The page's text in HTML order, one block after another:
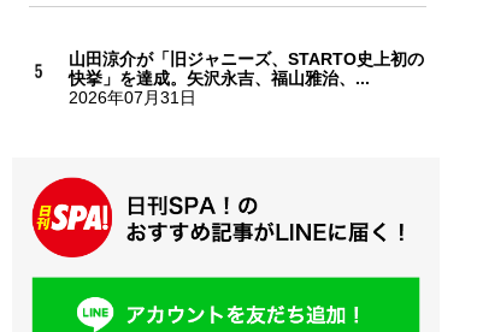
山田涼介が「旧ジャニーズ、STARTO史上初の
快挙」を達成。矢沢永吉、福山雅治、...
2026年07月31日